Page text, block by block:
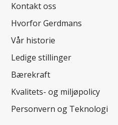
Kontakt oss
Hvorfor Gerdmans
Vår historie
Ledige stillinger
Bærekraft
Kvalitets- og miljøpolicy
Personvern og Teknologi